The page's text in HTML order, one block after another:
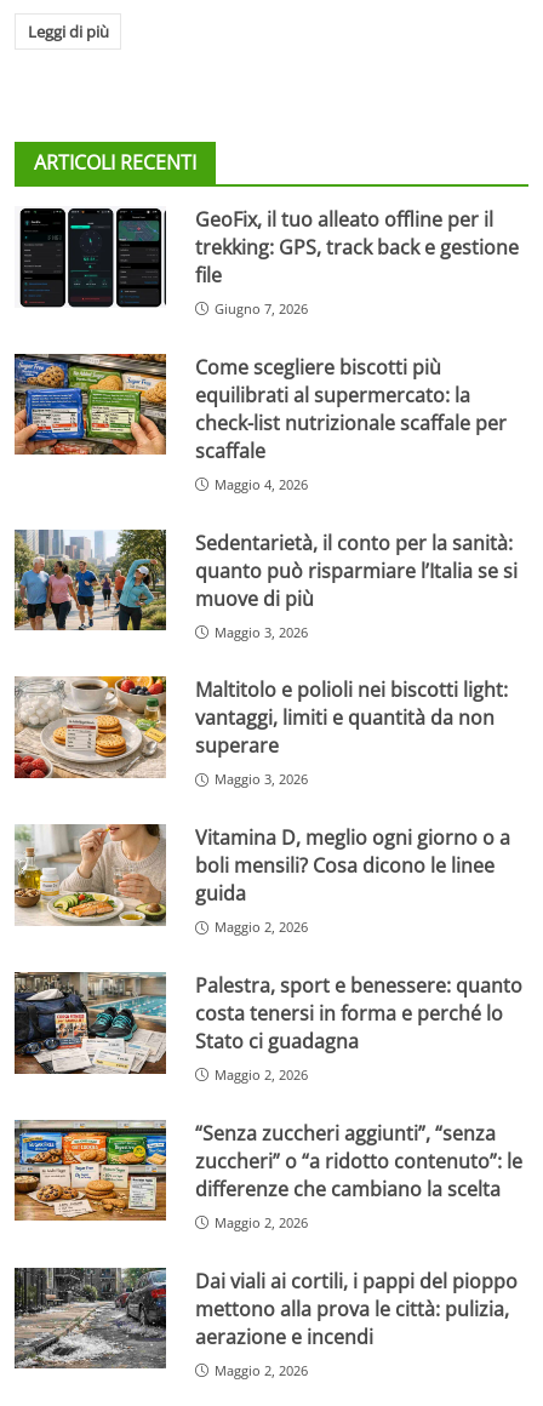
Leggi di più
ARTICOLI RECENTI
GeoFix, il tuo alleato offline per il
trekking: GPS, track back e gestione
file
Giugno 7, 2026
Come scegliere biscotti più
equilibrati al supermercato: la
check-list nutrizionale scaffale per
scaffale
Maggio 4, 2026
Sedentarietà, il conto per la sanità:
quanto può risparmiare l’Italia se si
muove di più
Maggio 3, 2026
Maltitolo e polioli nei biscotti light:
vantaggi, limiti e quantità da non
superare
Maggio 3, 2026
Vitamina D, meglio ogni giorno o a
boli mensili? Cosa dicono le linee
guida
Maggio 2, 2026
Palestra, sport e benessere: quanto
costa tenersi in forma e perché lo
Stato ci guadagna
Maggio 2, 2026
“Senza zuccheri aggiunti”, “senza
zuccheri” o “a ridotto contenuto”: le
differenze che cambiano la scelta
Maggio 2, 2026
Dai viali ai cortili, i pappi del pioppo
mettono alla prova le città: pulizia,
aerazione e incendi
Maggio 2, 2026